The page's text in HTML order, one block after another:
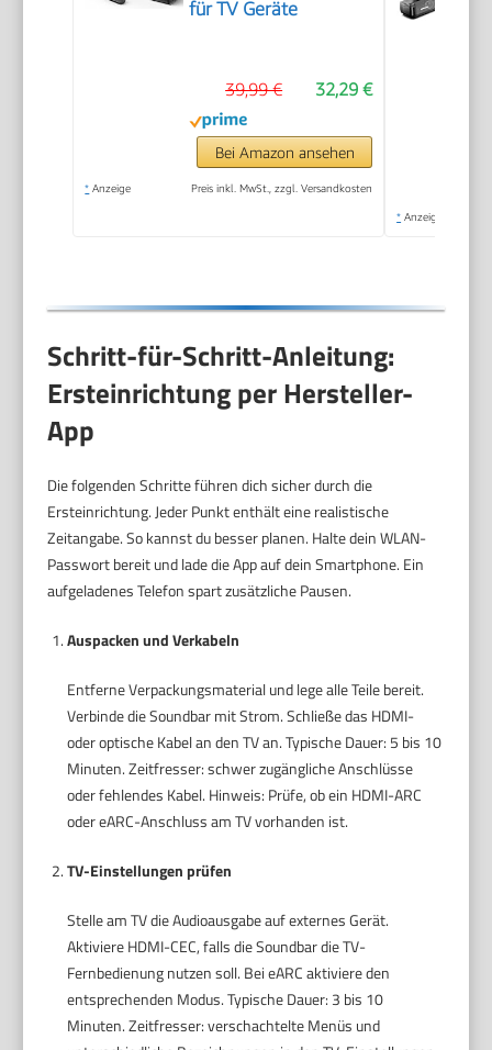
für TV Geräte
32,29 €
39,99 €
Bei Amazon ansehen
* Anzeige Preis inkl. MwSt., zzgl. Versandkosten
* Anzeige
Schritt-für-Schritt-Anleitung:
Ersteinrichtung per Hersteller-
App
Die folgenden Schritte führen dich sicher durch die
Ersteinrichtung. Jeder Punkt enthält eine realistische
Zeitangabe. So kannst du besser planen. Halte dein WLAN-
Passwort bereit und lade die App auf dein Smartphone. Ein
aufgeladenes Telefon spart zusätzliche Pausen.
Auspacken und Verkabeln
Entferne Verpackungsmaterial und lege alle Teile bereit.
Verbinde die Soundbar mit Strom. Schließe das HDMI-
oder optische Kabel an den TV an. Typische Dauer: 5 bis 10
Minuten. Zeitfresser: schwer zugängliche Anschlüsse
oder fehlendes Kabel. Hinweis: Prüfe, ob ein HDMI-ARC
oder eARC-Anschluss am TV vorhanden ist.
TV-Einstellungen prüfen
Stelle am TV die Audioausgabe auf externes Gerät.
Aktiviere HDMI-CEC, falls die Soundbar die TV-
Fernbedienung nutzen soll. Bei eARC aktiviere den
entsprechenden Modus. Typische Dauer: 3 bis 10
Minuten. Zeitfresser: verschachtelte Menüs und